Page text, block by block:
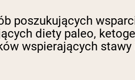
poszukujących
diety paleo,
wspierających